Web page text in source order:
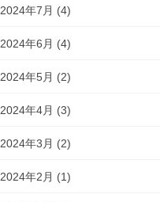
2024年7月 (4)
2024年6月 (4)
2024年5月 (2)
2024年4月 (3)
2024年3月 (2)
2024年2月 (1)